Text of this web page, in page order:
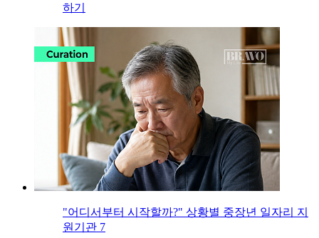
하기
"어디서부터 시작할까?" 상황별 중장년 일자리 지
원기관 7